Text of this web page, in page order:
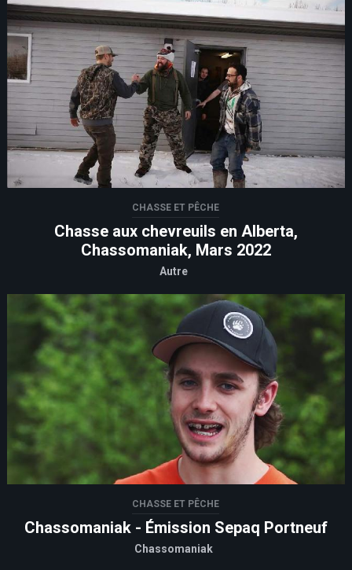
CHASSE ET PÊCHE
Chasse aux chevreuils en Alberta,
Chassomaniak, Mars 2022
Autre
CHASSE ET PÊCHE
Chassomaniak - Émission Sepaq Portneuf
Chassomaniak